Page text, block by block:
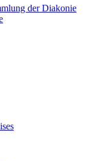
der Diakonie